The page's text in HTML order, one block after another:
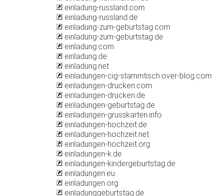
einladung-russland.com
einladung-russland.de
einladung-zum-geburtstag.com
einladung-zum-geburtstag.de
einladung.com
einladung.de
einladung.net
einladungen-cig-stammtisch.over-blog.com
einladungen-drucken.com
einladungen-drucken.de
einladungen-geburtstag.de
einladungen-grusskarten.info
einladungen-hochzeit.de
einladungen-hochzeit.net
einladungen-hochzeit.org
einladungen-k.de
einladungen-kindergeburtstag.de
einladungen.eu
einladungen.org
einladunggeburtstag.de